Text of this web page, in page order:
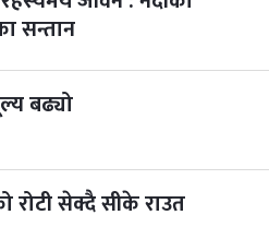
७ महिना बाँकी
सन्तान
बढ्यो
सेक्दै सीके राउत